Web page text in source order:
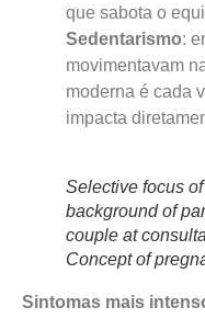
que sabota o
Sedentarismo:
movimentavam
moderna é cada
impacta
Selective focus
background of
couple at
Concept of
Sintomas mais